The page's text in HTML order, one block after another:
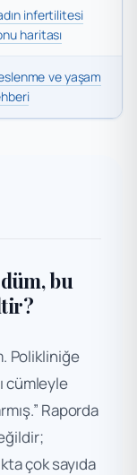
infertilitesi
haritası
ve yaşam
bu
Polikliniğe
cümleyle
Raporda
çok sayıda